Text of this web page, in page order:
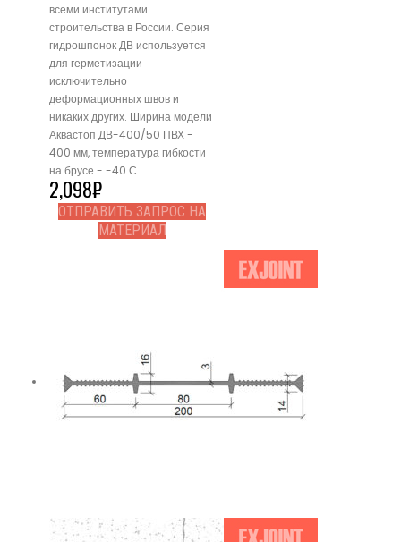
всеми институтами
строительства в России. Серия
гидрошпонок ДВ используется
для герметизации
исключительно
деформационных швов и
никаких других. Ширина модели
Аквастоп ДВ-400/50 ПВХ -
400 мм, температура гибкости
на брусе - -40 С.
2,098₽
ОТПРАВИТЬ ЗАПРОС НА
МАТЕРИАЛ